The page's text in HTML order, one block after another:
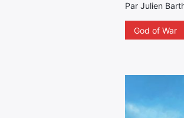
Par Julien
God of War